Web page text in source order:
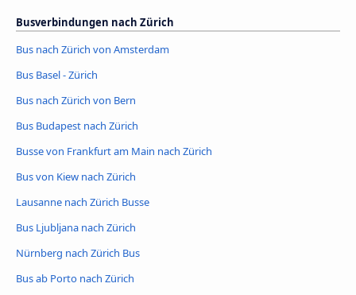
Busverbindungen nach Zürich
Bus nach Zürich von Amsterdam
Bus Basel - Zürich
Bus nach Zürich von Bern
Bus Budapest nach Zürich
Busse von Frankfurt am Main nach Zürich
Bus von Kiew nach Zürich
Lausanne nach Zürich Busse
Bus Ljubljana nach Zürich
Nürnberg nach Zürich Bus
Bus ab Porto nach Zürich